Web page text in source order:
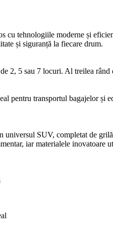
cu tehnologiile moderne și
și siguranță la fiecare drum.
5 sau 7 locuri. Al treilea rând
pentru transportul bagajelor
SUV, completat de
iar materialele